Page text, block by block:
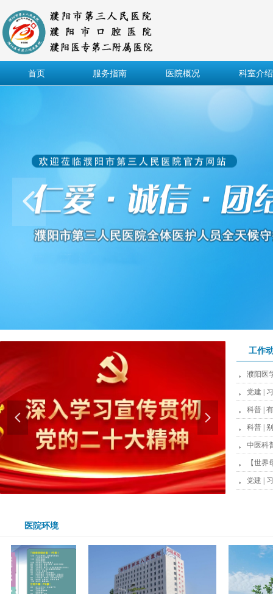
首页 服务指南 医院概况 科室介绍
넳
넳 넲
工作
뀧
뀧
뀧 科普 |
뀧 科普 |
뀧 中医科
뀧 【世
뀧
医院环境